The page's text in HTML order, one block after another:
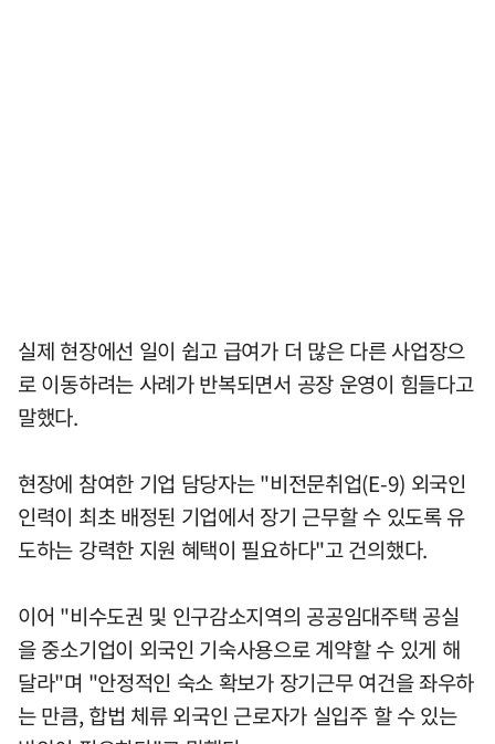
실제 현장에선 일이 쉽고 급여가 더 많은 다른 사업장으
로 이동하려는 사례가 반복되면서 공장 운영이 힘들다고
말했다.
현장에 참여한 기업 담당자는 "비전문취업(E-9) 외국인
인력이 최초 배정된 기업에서 장기 근무할 수 있도록 유
도하는 강력한 지원 혜택이 필요하다"고 건의했다.
이어 "비수도권 및 인구감소지역의 공공임대주택 공실
을 중소기업이 외국인 기숙사용으로 계약할 수 있게 해
달라"며 "안정적인 숙소 확보가 장기근무 여건을 좌우하
는 만큼, 합법 체류 외국인 근로자가 실입주 할 수 있는